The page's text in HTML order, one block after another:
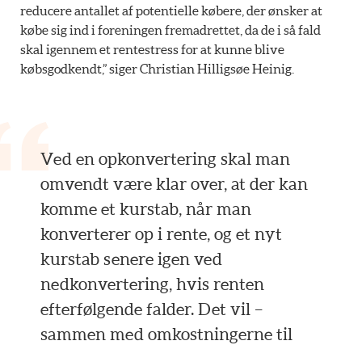
reducere antallet af potentielle købere, der ønsker at
købe sig ind i foreningen fremadrettet, da de i så fald
skal igennem et rentestress for at kunne blive
købsgodkendt,” siger Christian Hilligsøe Heinig.
Ved en opkonvertering skal man
omvendt være klar over, at der kan
komme et kurstab, når man
konverterer op i rente, og et nyt
kurstab senere igen ved
nedkonvertering, hvis renten
efterfølgende falder. Det vil –
sammen med omkostningerne til